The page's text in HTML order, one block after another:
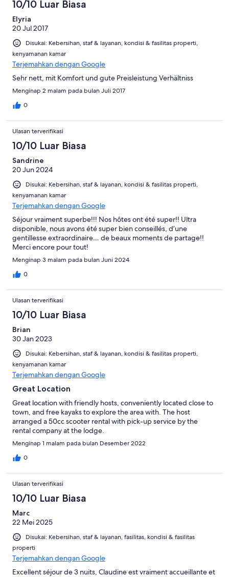
10/10 Luar Biasa
Elyria
20 Jul 2017
Disukai: Kebersihan, staf & layanan, kondisi & fasilitas properti,
kenyamanan kamar
Terjemahkan dengan Google
Sehr nett, mit Komfort und gute Preisleistung Verhältniss
Menginap 2 malam pada bulan Juli 2017
0
Ulasan terverifikasi
10/10 Luar Biasa
Sandrine
20 Jun 2024
Disukai: Kebersihan, staf & layanan, kondisi & fasilitas properti,
kenyamanan kamar
Terjemahkan dengan Google
Séjour vraiment superbe!!! Nos hôtes ont été super!! Ultra
disponible, nous avons été super bien conseillés, d’une
gentillesse extraordinaire… de beaux moments de partage!!
Merci encore pour tout!
Menginap 3 malam pada bulan Juni 2024
0
Ulasan terverifikasi
10/10 Luar Biasa
Brian
30 Jan 2023
Disukai: Kebersihan, staf & layanan, kondisi & fasilitas properti,
kenyamanan kamar
Terjemahkan dengan Google
Great Location
Great location with friendly hosts, conveniently located close to
town, and free kayaks to explore the area with. The host
arranged a 50cc scooter rental with pick-up service by the
rental company at the lodge.
Menginap 1 malam pada bulan Desember 2022
0
Ulasan terverifikasi
10/10 Luar Biasa
Marc
22 Mei 2025
Disukai: Kebersihan, staf & layanan, fasilitas, kondisi & fasilitas
properti
Terjemahkan dengan Google
Excellent séjour de 3 nuits, Claudine est vraiment accueillante et